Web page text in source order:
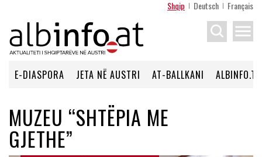
Shqip Deutsch Français
menu
E-DIASPORA JETA NË AUSTRI AT-BALLKANI ALBINFO.TV
MUZEU “SHTËPIA ME
GJETHE”